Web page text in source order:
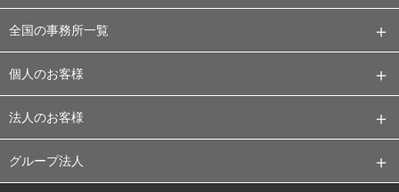
全国の事務所一覧
個人のお客様
法人のお客様
グループ法人